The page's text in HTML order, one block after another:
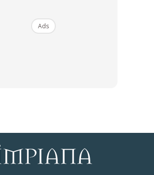
Ads